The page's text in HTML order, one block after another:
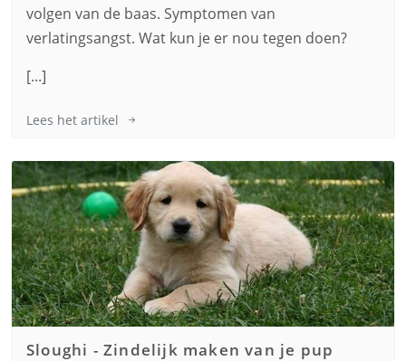
volgen van de baas. Symptomen van
verlatingsangst. Wat kun je er nou tegen doen?
[...]
Lees het artikel
Sloughi -Zindelijk maken van je pup